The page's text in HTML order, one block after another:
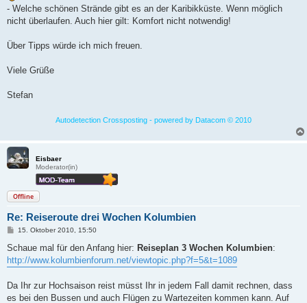
- Welche schönen Strände gibt es an der Karibikküste. Wenn möglich
nicht überlaufen. Auch hier gilt: Komfort nicht notwendig!
Über Tipps würde ich mich freuen.
Viele Grüße
Stefan
Autodetection Crossposting - powered by Datacom © 2010
Eisbaer
Moderator(in)
Offline
Re: Reiseroute drei Wochen Kolumbien
B
i
r
15. Oktober 2010, 15:50
Schaue mal für den Anfang hier: Reiseplan 3 Wochen Kolumbien:
http://www.kolumbienforum.net/viewtopic.php?f=5&t=1089
Da Ihr zur Hochsaison reist müsst Ihr in jedem Fall damit rechnen, dass
es bei den Bussen und auch Flügen zu Wartezeiten kommen kann. Auf